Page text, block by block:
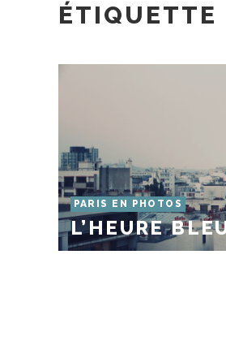
ÉTIQUETTE
PARIS EN PHOTOS
L’HEURE